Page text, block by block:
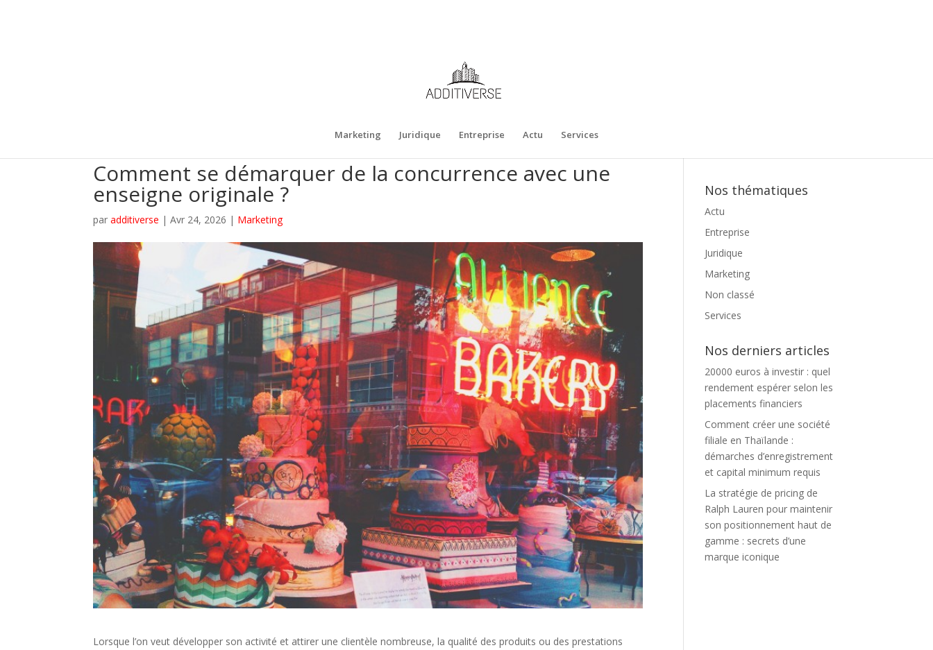
Marketing Juridique Entreprise Actu Services
Comment se démarquer de la concurrence avec une
enseigne originale ?
paradditiverse |Avr 24, 2026 | Marketing
Lorsque l’on veut développer son activité et attirer une clientèle nombreuse, la qualité des produits ou des prestations
Nos thématiques
Actu
Entreprise
Juridique
Marketing
Non classé
Services
Nos derniers articles
20000 euros à investir : quel
rendement espérer selon les
placements financiers
Comment créer une société
filiale en Thaïlande :
démarches d’enregistrement
et capital minimum requis
La stratégie de pricing de
Ralph Lauren pour maintenir
son positionnement haut de
gamme : secrets d’une
marque iconique